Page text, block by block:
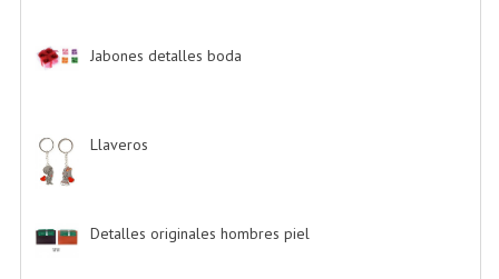
Jabones detalles boda
Llaveros
Detalles originales hombres piel